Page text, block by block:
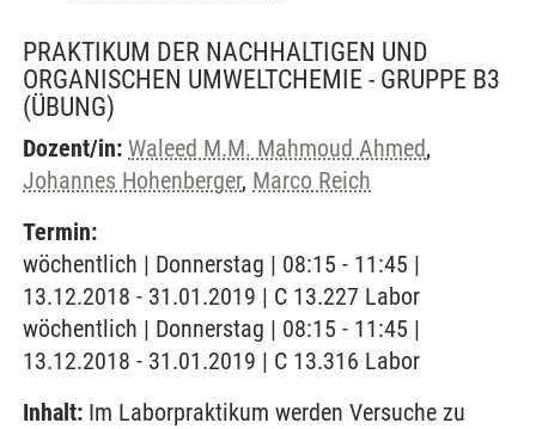
PRAKTIKUM DER NACHHALTIGEN UND
ORGANISCHEN UMWELTCHEMIE - GRUPPE B3
(ÜBUNG)
Dozent/in: Waleed M.M. Mahmoud Ahmed,
Johannes Hohenberger, Marco Reich
Termin:
wöchentlich | Donnerstag | 08:15 - 11:45 |
13.12.2018 - 31.01.2019 | C 13.227 Labor
wöchentlich | Donnerstag | 08:15 - 11:45 |
13.12.2018 - 31.01.2019 | C 13.316 Labor
Inhalt: Im Laborpraktikum werden Versuche zu